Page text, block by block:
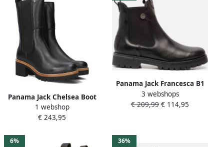
Panama Jack Chelsea Boot
Paiton Igloo B1 Zwart Vacht
Gevoerd
1 webshop
€ 243,95
Panama Jack Francesca B1
Chelsea boots zwart Leer
Dames
3 webshops
€ 209,99 € 114,95
6% 36%